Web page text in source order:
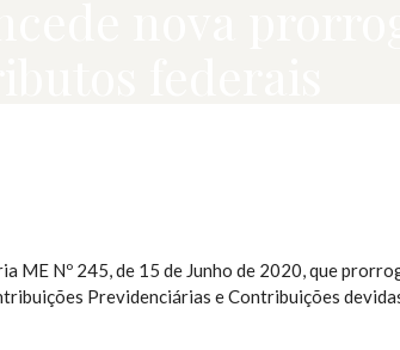
ME Nº 245, de 15 de Junho de 2020, que
Previdenciárias e Contribuições